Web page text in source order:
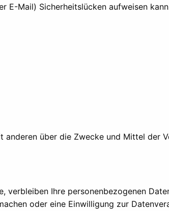
E-Mail) Sicherheitslücken aufweisen
über die Zwecke und Mittel der
verbleiben Ihre personenbezogenen
oder eine Einwilligung zur